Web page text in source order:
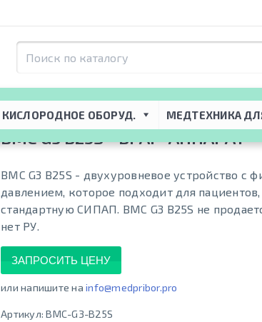
КИСЛОРОДНОЕ ОБОРУД. МЕДТЕХНИКА
BMC G3 B25S - BPAP-АППАРАТ
BMC G3 B25S - двухуровневое устройство с
давлением, которое подходит для
стандартную СИПАП. BMC G3 B25S не
нет РУ.
ЗАПРОСИТЬ ЦЕНУ
или напишите наinfo@medpribor.pro
Артикул:BMC-G3-B25S